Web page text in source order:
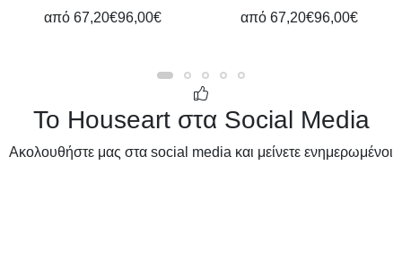
από 67,20€96,00€ από 67,20€96,00€
Το Houseart στα Social Media
Ακολουθήστε μας στα social media και μείνετε ενημερωμένοι